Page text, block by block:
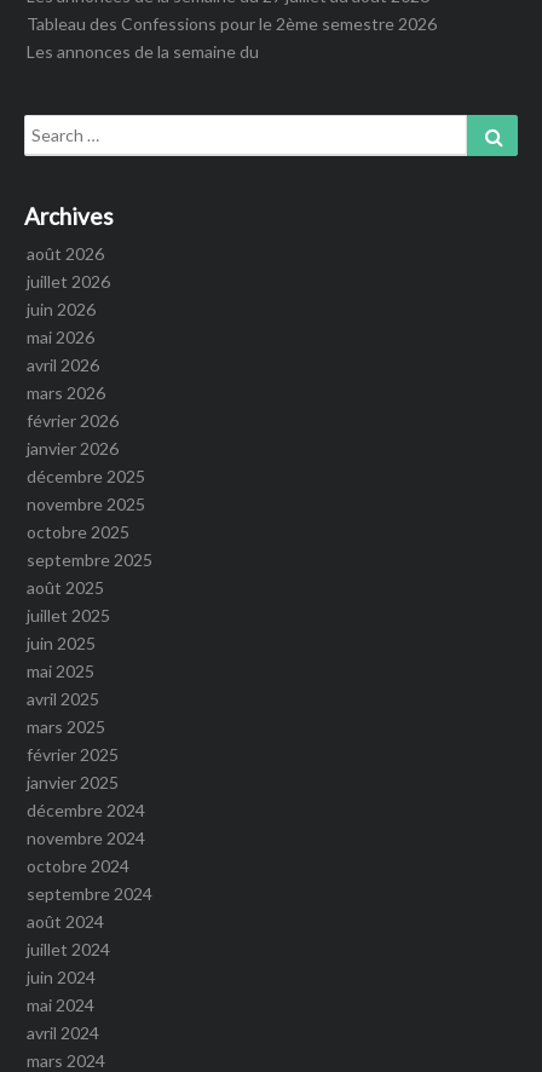
Tableau des Confessions pour le 2ème semestre 2026
Les annonces de la semaine du
Search
for:
Archives
août 2026
juillet 2026
juin 2026
mai 2026
avril 2026
mars 2026
février 2026
janvier 2026
décembre 2025
novembre 2025
octobre 2025
septembre 2025
août 2025
juillet 2025
juin 2025
mai 2025
avril 2025
mars 2025
février 2025
janvier 2025
décembre 2024
novembre 2024
octobre 2024
septembre 2024
août 2024
juillet 2024
juin 2024
mai 2024
avril 2024
mars 2024